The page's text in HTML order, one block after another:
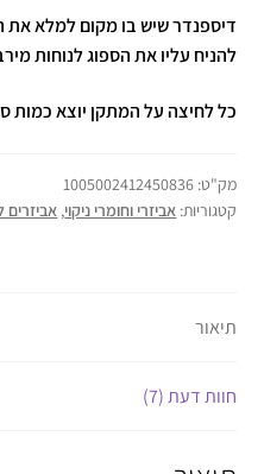
דיספנדר שיש בו מקום למלא את
להניח עליו את הספוג לנוחות
כל לחיצה על המתקן יוצא כמות
מק"ט: 1005002412450836
קטגוריות: אביזרי וחומרי ניקוי,
תיאור
חוות דעת (7)